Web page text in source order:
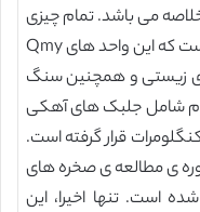
می باشد. تمام چیزی
که توسط وینز و همکارانش بیان شده است که این واحد های Qmy
زیستی و همچنین سنگ
شامل جلبک های آهکی
قرار گرفته است.
ی مطالعه ی صخره های
است. تنها اخیرا، این